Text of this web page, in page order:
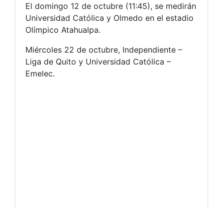
El domingo 12 de octubre (11:45), se medirán
Universidad Católica y Olmedo en el estadio
Olímpico Atahualpa.
Miércoles 22 de octubre, Independiente –
Liga de Quito y Universidad Católica –
Emelec.